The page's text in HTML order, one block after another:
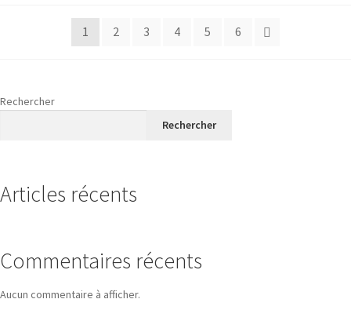
1 2 3 4 5 6
Rechercher
Rechercher
Articles récents
Commentaires récents
Aucun commentaire à afficher.